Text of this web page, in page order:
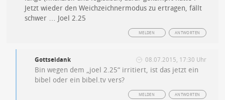
Jetzt wieder den Weichzeichnermodus zu ertragen, fällt
schwer … Joel 2.25
ANTWORTEN
MELDEN
Gottseidank 08.07.2015, 17:30 Uhr
Bin wegen dem „joel 2.25“ irritiert, ist das jetzt ein
bibel oder ein bibel.tv vers?
ANTWORTEN
MELDEN